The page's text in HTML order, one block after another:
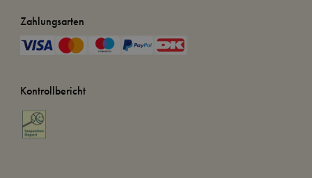
Zahlungsarten
Kontrollbericht